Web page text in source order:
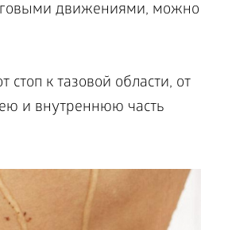
движениями, можно
к тазовой области, от
и внутреннюю часть